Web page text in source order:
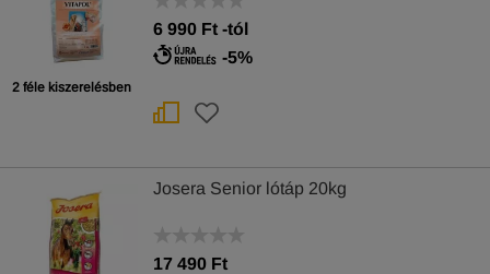
2 féle kiszerelésben
6 990 Ft -tól
-5%
Josera Senior lótáp 20kg
17 490 Ft